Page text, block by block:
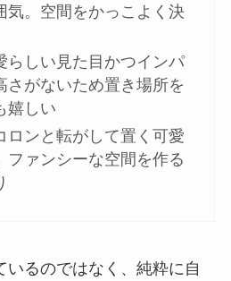
気。空間をかっこよく決
らしい見た目かつインパ
さがないため置き場所を
嬉しい
ロンと転がして置く可愛
ファンシーな空間を作る
いるのではなく、純粋に自